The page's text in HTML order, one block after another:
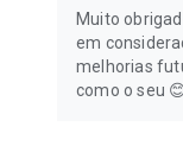
Muito
em
melhorias
como o seu